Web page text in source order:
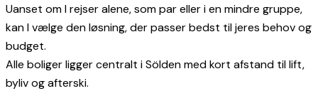
Uanset om I rejser alene, som par eller i en mindre gruppe,
kan I vælge den løsning, der passer bedst til jeres behov og
budget.
Alle boliger ligger centralt i Sölden med kort afstand til lift,
byliv og afterski.